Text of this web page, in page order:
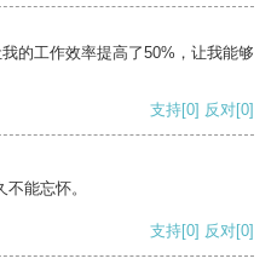
的工作效率提高了50%，让我能够
支持[0] 反对[0]
能忘怀。
支持[0] 反对[0]